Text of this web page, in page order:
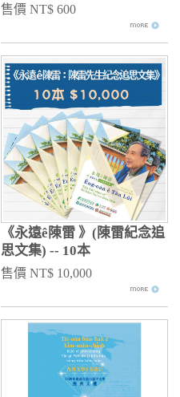
售價 NT$ 600
《永遠ê陳雷 》(陳雷紀念追
思文集) -- 10本
售價 NT$ 10,000